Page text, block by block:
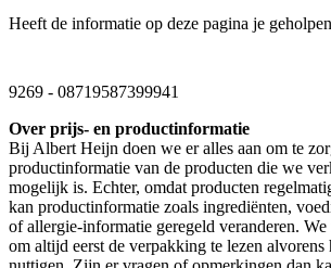
Heeft de informatie op deze pagina je
9269 - 08719587399941
Over prijs- en productinformatie
Bij Albert Heijn doen we er alles aan om te
productinformatie van de producten die we
mogelijk is. Echter, omdat producten
kan productinformatie zoals ingrediënten,
of allergie-informatie geregeld veranderen. We
om altijd eerst de verpakking te lezen alvorens